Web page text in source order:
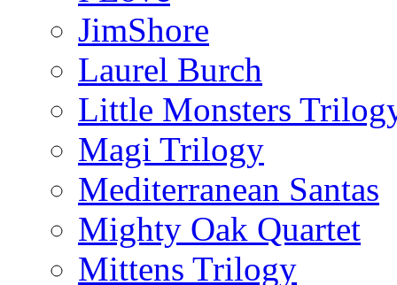
JimShore
Laurel Burch
Little Monsters
Magi Trilogy
Mediterranean Santas
Mighty Oak Quartet
Mittens Trilogy